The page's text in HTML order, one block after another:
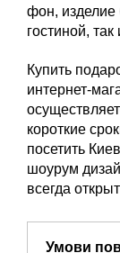
фон, изделие
гостиной,
Купить
интернет-
короткие
посетить
шоурум
всегда
Умови